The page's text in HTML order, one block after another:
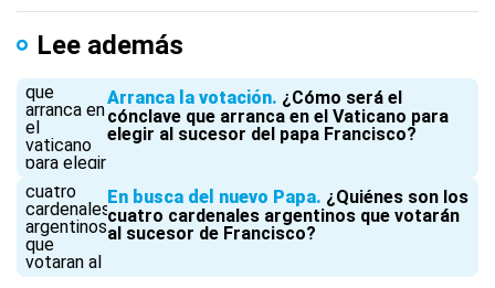
Lee además
Arranca la votación ¿Cómo será el
cónclave que arranca en el Vaticano para
elegir al sucesor del papa Francisco?
En busca del nuevo Papa ¿Quiénes son los
cuatro cardenales argentinos que votarán
al sucesor de Francisco?